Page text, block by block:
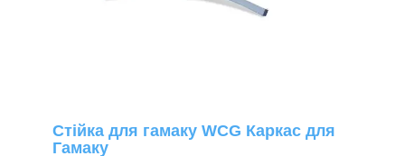
Стійка для гамаку WCG Каркас для
Гамаку